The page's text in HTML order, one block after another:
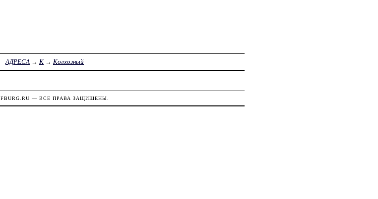
АДРЕСА→ К→ Колхозный
FBURG.RU — ВСЕ ПРАВА ЗАЩИЩЕНЫ.